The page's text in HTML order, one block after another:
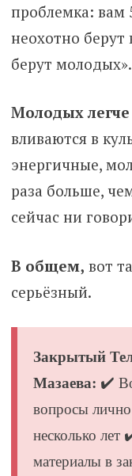
проблемка: вам
неохотно берут
берут молодых».
Молодых легче
вливаются в
энергичные,
раза больше,
сейчас ни
В общем, вот
серьёзный.
Закрытый
Мазаева: ✔️
вопросы
несколько
материалы в